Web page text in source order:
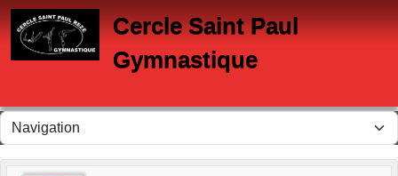
Cercle Saint Paul
Gymnastique
Panneau de gestion des cookies